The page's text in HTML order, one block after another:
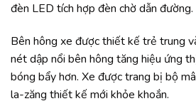
đèn LED tích hợp đèn chờ dẫn đường.
Bên hông xe được thiết kế trẻ trung
nét dập nổi bên hông tăng hiệu ứng
bóng bẩy hơn. Xe được trang bị bộ
la-zăng thiết kế mới khỏe khoắn.